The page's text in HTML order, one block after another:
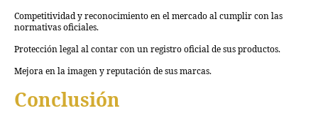
Competitividad y reconocimiento en el mercado al cumplir con las
normativas oficiales.
Protección legal al contar con un registro oficial de sus productos.
Mejora en la imagen y reputación de sus marcas.
Conclusión